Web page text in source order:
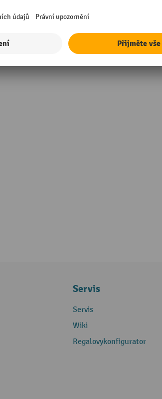
Šířka
Servis
Servis
Wiki
Regalovykonfigurator